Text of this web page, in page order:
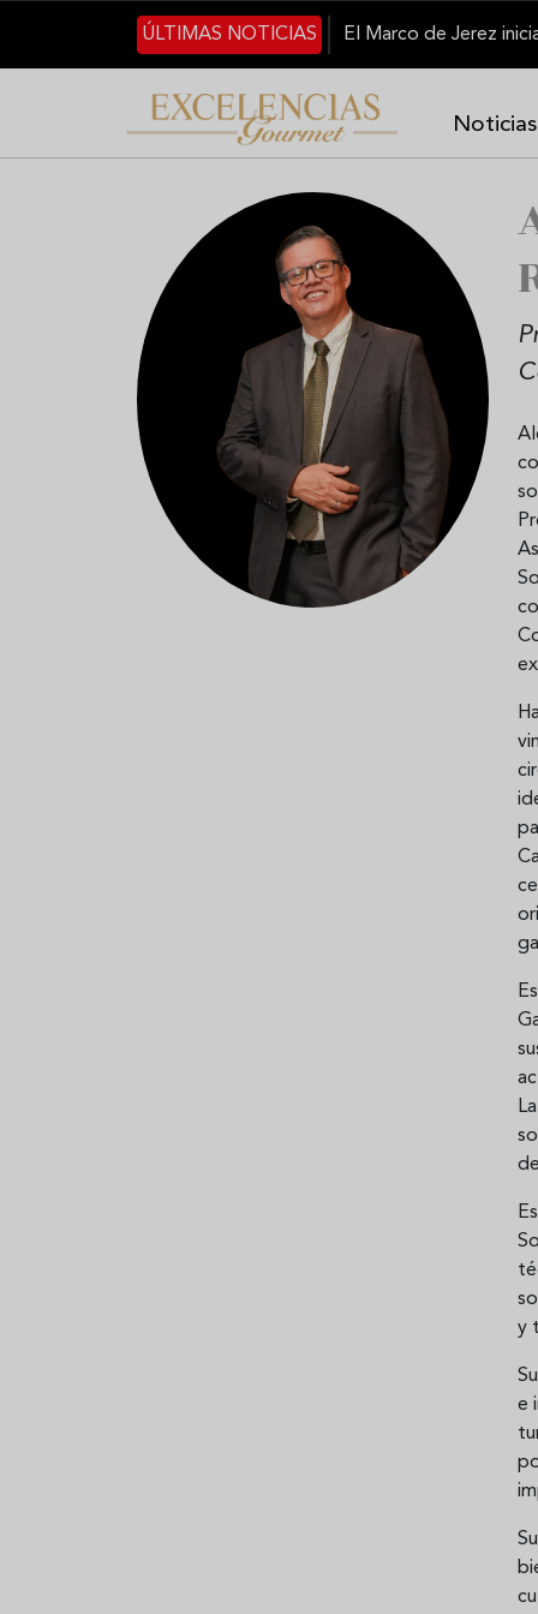
Pasar al contenido principal
ÚLTIMAS NOTICIAS
Noticias
y
e
Aceitunas: el aperitivo estrella
Sopa fría
que